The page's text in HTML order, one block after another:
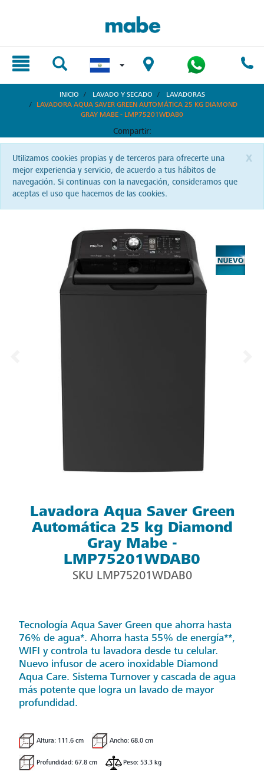
INICIO LAVADO Y SECADO
LAVADORAS
LAVADORA AQUA SAVER GREEN AUTOMÁTICA 25 KG DIAMOND
GRAY MABE - LMP75201WDAB0
Compartir:
x
Utilizamos cookies propias y de terceros para ofrecerte una
mejor experiencia y servicio, de acuerdo a tus hábitos de
navegación. Si continuas con la navegación, consideramos que
aceptas el uso que hacemos de las cookies.
Lavadora Aqua Saver Green
Automática 25 kg Diamond
Gray Mabe -
LMP75201WDAB0
SKU LMP75201WDAB0
Tecnología Aqua Saver Green que ahorra hasta
76% de agua*. Ahorra hasta 55% de energía**,
WIFI y controla tu lavadora desde tu celular.
Nuevo infusor de acero inoxidable Diamond
Aqua Care. Sistema Turnover y cascada de agua
más potente que logra un lavado de mayor
profundidad.
Altura: 111.6 cm Ancho: 68.0 cm
Profundidad: 67.8 cm Peso: 53.3 kg